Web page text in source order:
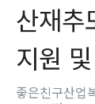
산재추
지원
좋은친구산업